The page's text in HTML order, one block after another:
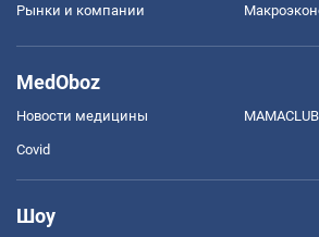
Рынки и компании
MedOboz
Новости медицины MAMACLUB
Covid
Шоу